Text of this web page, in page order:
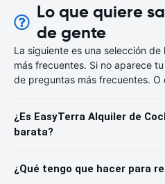
Lo que quiere
de gente
La siguiente es una selección
más frecuentes. Si no aparece
de preguntas más frecuentes. O
¿Es EasyTerra Alquiler de
barata?
¿Qué tengo que hacer para